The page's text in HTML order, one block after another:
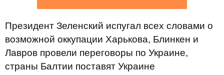
Президент Зеленский испугал всех словами о
возможной оккупации Харькова, Блинкен и
Лавров провели переговоры по Украине,
страны Балтии поставят Украине